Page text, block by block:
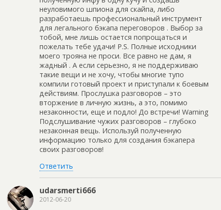
неуловимого шпиона для скайпа, либо
разработаешь профессиональный инструмент
для легального бэкапа переговоров . Выбор за
тобой, мне лишь остается попрощаться и
пожелать тебе удачи! P.S. Полные исходники
моего трояна не проси. Все равно не дам, я
жадный . А если серьезно, я не поддерживаю
такие вещи и не хочу, чтобы многие тупо
компили готовый проект и приступали к боевым
действиям. Прослушка разговоров – это
вторжение в личную жизнь, а это, помимо
незаконности, еще и подло! До встречи! Warning
Подслушивание чужих разговоров – глубоко
незаконная вещь. Используй полученную
информацию только для создания бэкапера
своих разговоров!
Ответить
udarsmerti666
2012-06-20